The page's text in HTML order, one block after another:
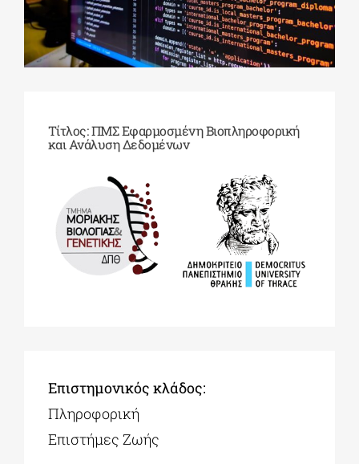
ΔΙΔΑΚΤΟΡΙΚΑ
ΠΟΛΙΤΙΣΤΙΚΟΙ ΦΟΡΕΙΣ
ΧΩΡΟΙ ΤΕΧΝΗΣ
Τίτλος: ΠΜΣ Εφαρμοσμένη Βιοπληροφορική
και Ανάλυση Δεδομένων
Επιστημονικός κλάδος:
Πληροφορική
Επιστήμες Ζωής